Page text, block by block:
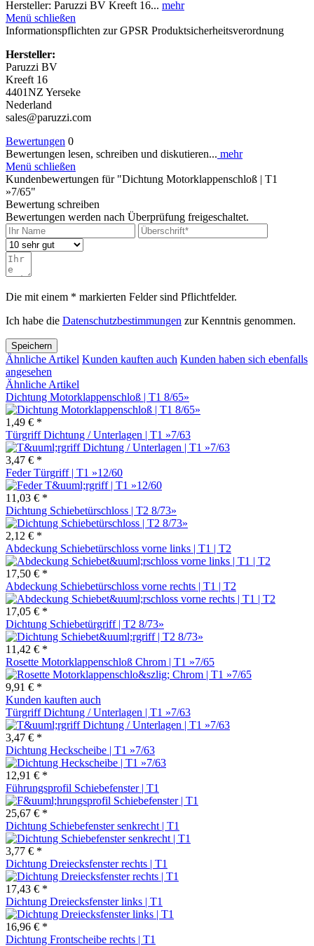
Hersteller: Paruzzi BV Kreeft 16... mehr
Menü schließen
Informationspflichten zur GPSR Produktsicherheitsverordnung
Hersteller:
Paruzzi BV
Kreeft 16
4401NZ Yerseke
Nederland
sales@paruzzi.com
Bewertungen 0
Bewertungen lesen, schreiben und diskutieren... mehr
Menü schließen
Kundenbewertungen für "Dichtung Motorklappenschloß | T1
»7/65"
Bewertung schreiben
Bewertungen werden nach Überprüfung freigeschaltet.
Die mit einem * markierten Felder sind Pflichtfelder.
Ich habe die Datenschutzbestimmungen zur Kenntnis genommen.
Speichern
Ähnliche Artikel Kunden kauften auch Kunden haben sich ebenfalls
angesehen
Ähnliche Artikel
Dichtung Motorklappenschloß | T1 8/65»
1,49 € *
Türgriff Dichtung / Unterlagen | T1 »7/63
3,47 € *
Feder Türgriff | T1 »12/60
11,03 € *
Dichtung Schiebetürschloss | T2 8/73»
2,12 € *
Abdeckung Schiebetürschloss vorne links | T1 | T2
17,50 € *
Abdeckung Schiebetürschloss vorne rechts | T1 | T2
17,05 € *
Dichtung Schiebetürgriff | T2 8/73»
11,42 € *
Rosette Motorklappenschloß Chrom | T1 »7/65
9,91 € *
Kunden kauften auch
Türgriff Dichtung / Unterlagen | T1 »7/63
3,47 € *
Dichtung Heckscheibe | T1 »7/63
12,91 € *
Führungsprofil Schiebefenster | T1
25,67 € *
Dichtung Schiebefenster senkrecht | T1
3,77 € *
Dichtung Dreiecksfenster rechts | T1
17,43 € *
Dichtung Dreiecksfenster links | T1
16,96 € *
Dichtung Frontscheibe rechts | T1